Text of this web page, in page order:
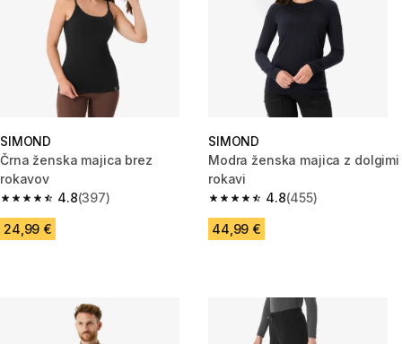
SIMOND
Črna ženska majica brez
rokavov
4.8
4.8 od 5 zvezdic from 397 ocene
(397)
24,99 €
SIMOND
Modra ženska majica z dolgimi
rokavi
4.8
4.8 od 5 zvezdic from 455
(455)
44,99 €